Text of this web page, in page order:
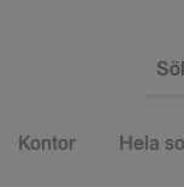
Kontor Hela